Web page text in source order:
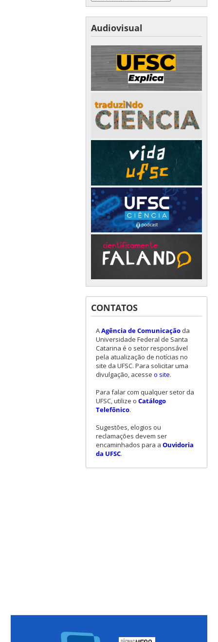
Audiovisual
CONTATOS
AAgência de Comunicaçãoda
Universidade Federal de Santa
Catarina é o setor responsável
pela atualização de notícias no
site da UFSC. Para solicitar uma
divulgação, acesse o site.
Para falar com qualquer setor da
UFSC, utilize o Catálogo
Telefônico.
Sugestões, elogios ou
reclamações devem ser
encaminhados para a Ouvidoria
da UFSC.